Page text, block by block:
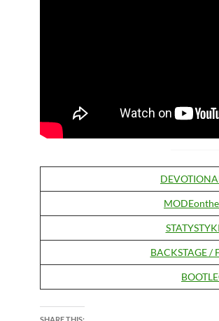
BACKSTAGE /
SHARE THIS: